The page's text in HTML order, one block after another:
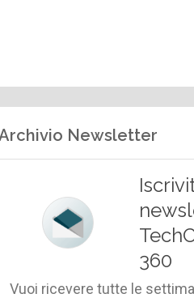
Newsletter
360
Vuoi ricevere tutte le